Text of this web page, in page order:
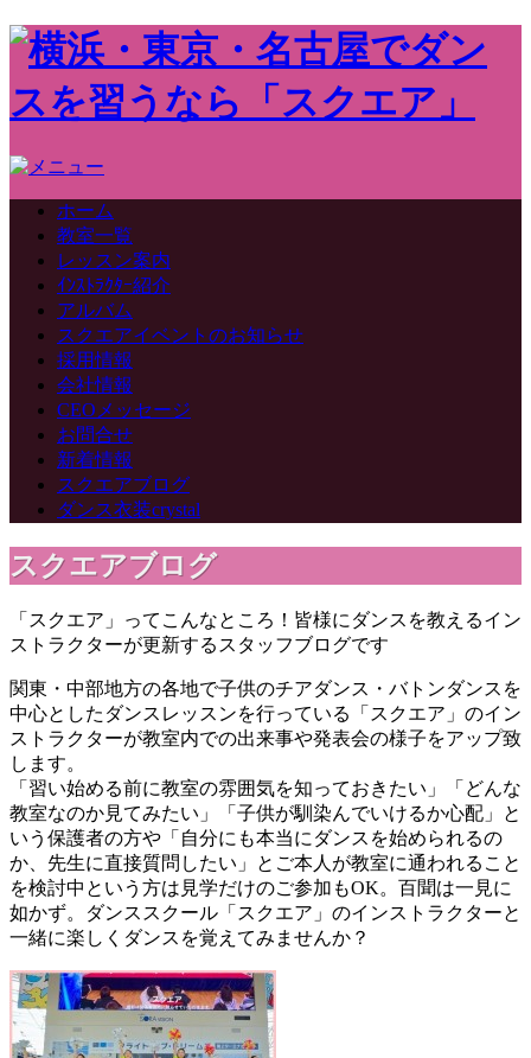
ホーム
教室一覧
レッスン案内
ｲﾝｽﾄﾗｸﾀｰ紹介
アルバム
スクエアイベントのお知らせ
採用情報
会社情報
CEOメッセージ
お問合せ
新着情報
スクエアブログ
ダンス衣装crystal
スクエアブログ
「スクエア」ってこんなところ！皆様にダンスを教えるイン
ストラクターが更新するスタッフブログです
関東・中部地方の各地で子供のチアダンス・バトンダンスを
中心としたダンスレッスンを行っている「スクエア」のイン
ストラクターが教室内での出来事や発表会の様子をアップ致
します。
「習い始める前に教室の雰囲気を知っておきたい」「どんな
教室なのか見てみたい」「子供が馴染んでいけるか心配」と
いう保護者の方や「自分にも本当にダンスを始められるの
か、先生に直接質問したい」とご本人が教室に通われること
を検討中という方は見学だけのご参加もOK。百聞は一見に
如かず。ダンススクール「スクエア」のインストラクターと
一緒に楽しくダンスを覚えてみませんか？